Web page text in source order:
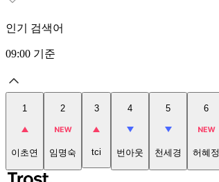
인기 검색어
09:00 기준
1
이초연
2
임명숙
3
tci
4
번아웃
5
천세경
6
허혜정